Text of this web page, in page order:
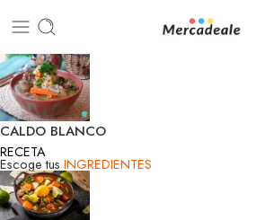
CALDO BLANCO
RECETA
Escoge tus INGREDIENTES